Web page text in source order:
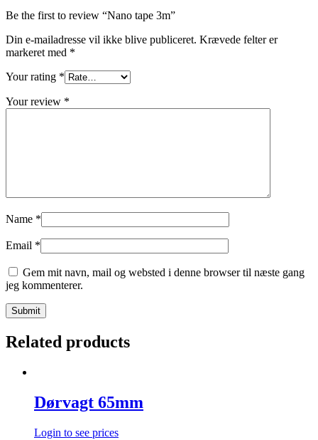
Be the first to review “Nano tape 3m”
Din e-mailadresse vil ikke blive publiceret. Krævede felter er
markeret med *
Your rating *
Your review *
Name *
Email *
Gem mit navn, mail og websted i denne browser til næste gang
jeg kommenterer.
Related products
Dørvagt 65mm
Login to see prices